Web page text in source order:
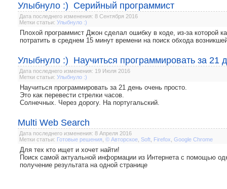
Улыбнуло :) Серийный программист
Дата последнего изменения: 8 Сентября 2016
Метки статьи: Улыбнуло :)
Плохой программист Джон сделал ошибку в коде, из-за которой
потратить в среднем 15 минут времени на поиск обхода
Улыбнуло :) Научиться программировать за 21
Дата последнего изменения: 19 Июля 2016
Метки статьи: Улыбнуло :)
Научиться программировать за 21 день очень просто.
Это как перевести стрелки часов.
Солнечных. Через дорогу. На португальский.
Multi Web Search
Дата последнего изменения: 8 Апреля 2016
Метки статьи: Готовые решения © Авторское Soft Firefox Google Chrome
Для тех кто ищет и хочет найти!
Поиск самой актуальной информации из Интернета с помощью
получение результата на одной странице